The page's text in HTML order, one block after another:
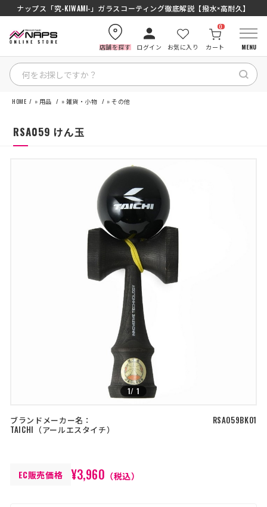
ナップス「究-KIWAMI-」ガラスコーティング徹底解説【撥水×高耐久】
SENA J30/J10を徹底比較｜コスパ最強インカムはどっち？初心者にもおすす
店舗を探す ログイン お気に入り カート
0
MENU
カテゴリから探す
店舗を探す
採用情報
古物営業法に基づく表示/保険勧誘
方針
商品レビュー利用規約
返金ポリシー
カスタマーハラスメントに対する方
HOME » 用品 » 雑貨・小物 » その他
RSA059 けん玉
1/ 1
ブランドメーカー名：
TAICHI
アールエスタイチ
RSA059BK01
EC販売価格 ¥3,960 （税込）